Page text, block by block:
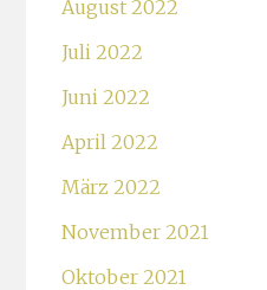
August 2022
Juli 2022
Juni 2022
April 2022
März 2022
November 2021
Oktober 2021